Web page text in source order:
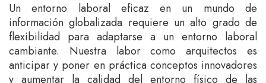
Un entorno laboral eficaz en un mundo de
información globalizada requiere un alto grado de
flexibilidad para adaptarse a un entorno laboral
cambiante. Nuestra labor como arquitectos es
anticipar y poner en práctica conceptos innovadores
y aumentar la calidad del entorno físico de las